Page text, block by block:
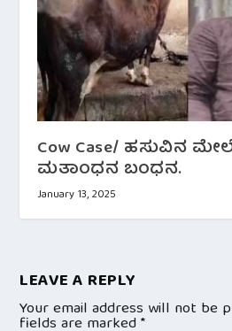
Cow Case/ ಹಸುವಿನ
ಮತಾಂಧನ ಬಂಧನ.
January 13, 2025
LEAVE A REPLY
Your email address will not be
fields are marked*